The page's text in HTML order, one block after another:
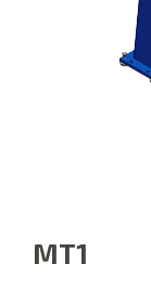
MT1